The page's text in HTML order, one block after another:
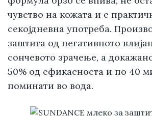
чувство на кожата и е
секојдневна употреба.
заштита од негативното
сончевото зрачење, а
50% од ефикасноста и по 40
поминати во вода.